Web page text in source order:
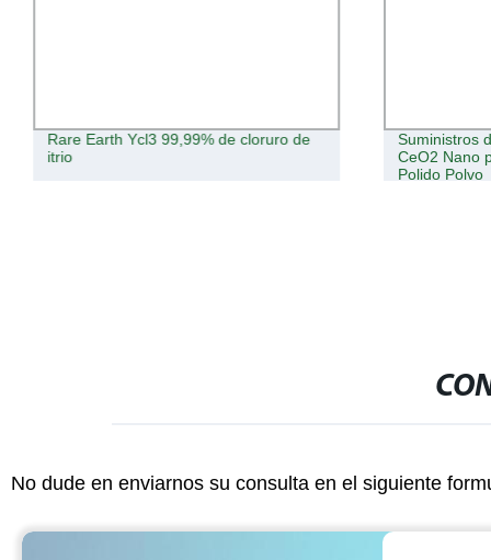
Rare Earth Ycl3 99,99% de cloruro de
itrio
Suministros
CeO2 Nano
Polido Polvo
No dude en enviarnos su consulta en el siguiente